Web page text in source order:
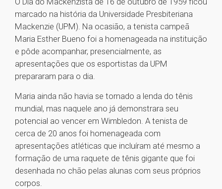
marcado na história da Universidade Presbiteriana
Mackenzie (UPM). Na ocasião, a tenista campeã
Maria Esther Bueno foi a homenageada na instituição
e pôde acompanhar, presencialmente, as
apresentações que os esportistas da UPM
prepararam para o dia.
Maria ainda não havia se tornado a lenda do tênis
mundial, mas naquele ano já demonstrara seu
potencial ao vencer em Wimbledon. A tenista de
cerca de 20 anos foi homenageada com
apresentações atléticas que incluíram até mesmo a
formação de uma raquete de tênis gigante que foi
desenhada no chão pelas alunas com seus próprios
corpos.